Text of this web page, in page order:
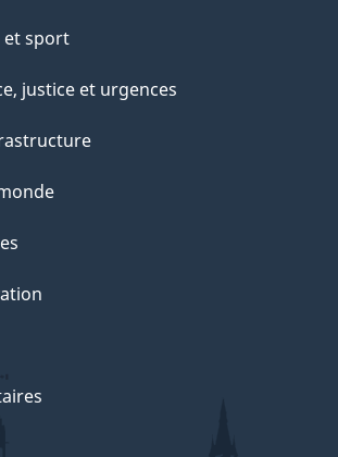
et sport
justice et urgences